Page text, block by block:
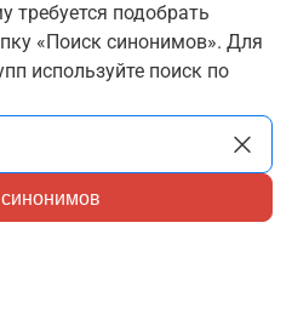
требуется подобрать
«Поиск синонимов». Для
используйте поиск по